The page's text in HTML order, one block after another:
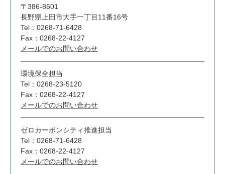
〒386-8601
長野県上田市大手一丁目11番16号
Tel：0268-71-6428
Fax：0268-22-4127
メールでのお問い合わせ
環境保全担当
Tel：0268-23-5120
Fax：0268-22-4127
メールでのお問い合わせ
ゼロカーボンシティ推進担当
Tel：0268-71-6428
Fax：0268-22-4127
メールでのお問い合わせ